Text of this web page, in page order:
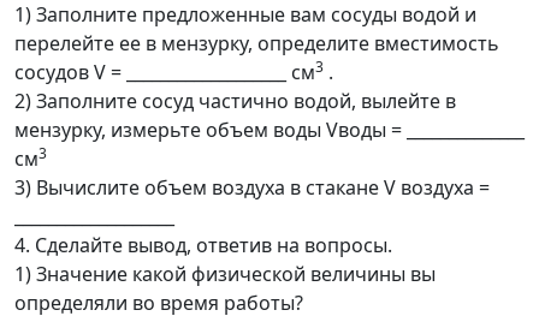
1) Заполните предложенные вам сосуды водой и
перелейте ее в мензурку, определите вместимость
сосудов V = ___________________ см3 .
2) Заполните сосуд частично водой, вылейте в
мензурку, измерьте объем воды Vводы = ______________
см3
3) Вычислите объем воздуха в стакане V воздуха =
4. Сделайте вывод, ответив на вопросы.
1) Значение какой физической величины вы
определяли во время работы?